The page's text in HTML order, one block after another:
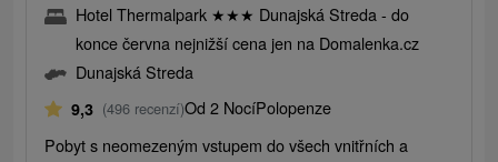
Hotel Thermalpark ★★★ Dunajská Streda - do
konce června nejnižší cena jen na Domalenka.cz
Dunajská Streda
9,3 (496 recenzí)Od 2 NocíPolopenze
Pobyt s neomezeným vstupem do všech vnitřních a